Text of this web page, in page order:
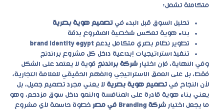
متكاملة تشمل:
تحليل السوق قبل البدء في تصميم هوية بصرية
بناء هوية تعكس شخصية المشروع بدقة
تطوير نظام بصري متكامل يدعم brand identity egypt
تنفيذ استراتيجيات إبداعية داخل كل مشروع براندنج
وفي النهاية، فإن اختيار شركة براندنج قوية لا يعتمد على الشكل
فقط، بل على العمق الاستراتيجي والفهم الحقيقي للعلامة التجارية،
لأن النجاح في تصميم هوية بصرية لا يعني مجرد تصميم جميل، بل
يعني بناء هوية قادرة على المنافسة والنمو داخل سوق مزدحم، وهو
ما يجعل اختيار شركة Branding في مصر
خطوة حاسمة لأي مشروع